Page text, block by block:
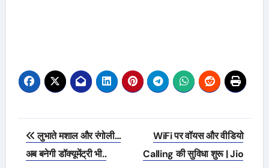
Post
navigation
लुभाते मशाल और रंगोली…
अब बनेगी डॉक्यूमेंट्री भी..
WiFi पर वॉयस और वीडियो
Calling की सुविधा शुरू | Jio